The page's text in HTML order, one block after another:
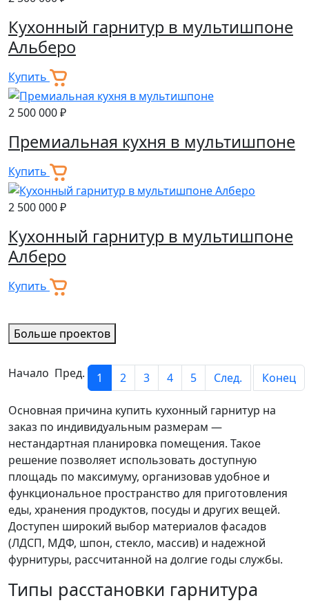
Кухонный гарнитур в мультишпоне
Альберо
Купить
2 500 000 ₽
Премиальная кухня в мультишпоне
Купить
2 500 000 ₽
Кухонный гарнитур в мультишпоне
Алберо
Купить
Больше проектов
Начало Пред. 1 2 3 4 5 След. Конец
Основная причина купить кухонный гарнитур на
заказ по индивидуальным размерам —
нестандартная планировка помещения. Такое
решение позволяет использовать доступную
площадь по максимуму, организовав удобное и
функциональное пространство для приготовления
еды, хранения продуктов, посуды и других вещей.
Доступен широкий выбор материалов фасадов
(ЛДСП, МДФ, шпон, стекло, массив) и надежной
фурнитуры, рассчитанной на долгие годы службы.
Типы расстановки гарнитура